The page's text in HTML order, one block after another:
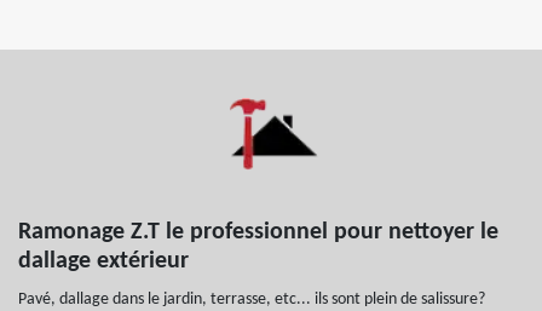
Ramonage Z.T le professionnel pour nettoyer le
dallage extérieur
Pavé, dallage dans le jardin, terrasse, etc... ils sont plein de salissure?